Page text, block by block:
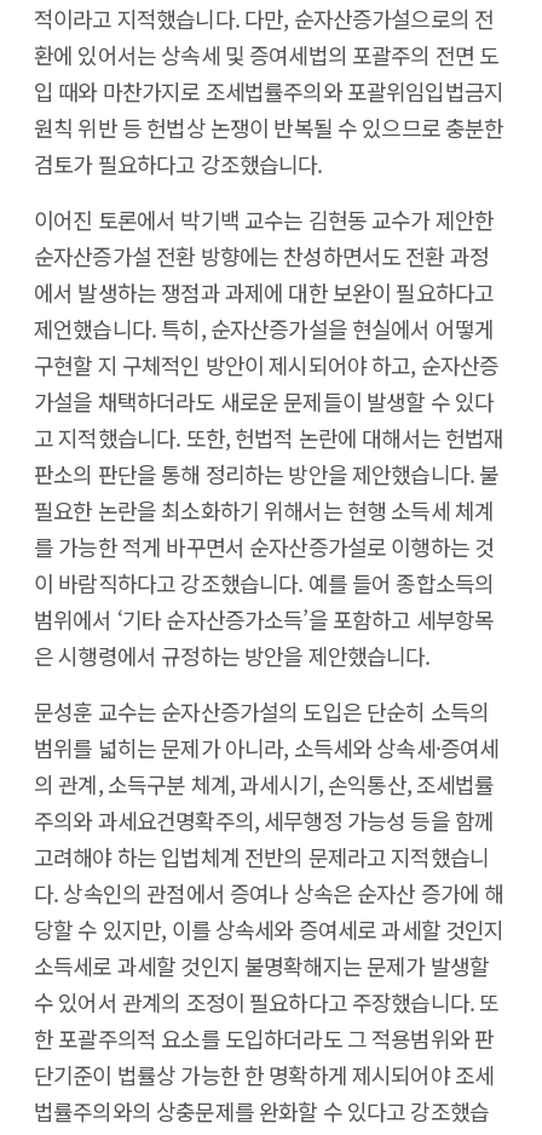
적이라고 지적했습니다. 다만, 순자산증가설으로의 전
환에 있어서는 상속세 및 증여세법의 포괄주의 전면 도
입 때와 마찬가지로 조세법률주의와 포괄위임입법금지
원칙 위반 등 헌법상 논쟁이 반복될 수 있으므로 충분한
검토가 필요하다고 강조했습니다.
이어진 토론에서 박기백 교수는 김현동 교수가 제안한
순자산증가설 전환 방향에는 찬성하면서도 전환 과정
에서 발생하는 쟁점과 과제에 대한 보완이 필요하다고
제언했습니다. 특히, 순자산증가설을 현실에서 어떻게
구현할 지 구체적인 방안이 제시되어야 하고, 순자산증
가설을 채택하더라도 새로운 문제들이 발생할 수 있다
고 지적했습니다. 또한, 헌법적 논란에 대해서는 헌법재
판소의 판단을 통해 정리하는 방안을 제안했습니다. 불
필요한 논란을 최소화하기 위해서는 현행 소득세 체계
를 가능한 적게 바꾸면서 순자산증가설로 이행하는 것
이 바람직하다고 강조했습니다. 예를 들어 종합소득의
범위에서 ‘기타 순자산증가소득’을 포함하고 세부항목
은 시행령에서 규정하는 방안을 제안했습니다.
문성훈 교수는 순자산증가설의 도입은 단순히 소득의
범위를 넓히는 문제가 아니라, 소득세와 상속세·증여세
의 관계, 소득구분 체계, 과세시기, 손익통산, 조세법률
주의와 과세요건명확주의, 세무행정 가능성 등을 함께
고려해야 하는 입법체계 전반의 문제라고 지적했습니
다. 상속인의 관점에서 증여나 상속은 순자산 증가에 해
당할 수 있지만, 이를 상속세와 증여세로 과세할 것인지
소득세로 과세할 것인지 불명확해지는 문제가 발생할
수 있어서 관계의 조정이 필요하다고 주장했습니다. 또
한 포괄주의적 요소를 도입하더라도 그 적용범위와 판
단기준이 법률상 가능한 한 명확하게 제시되어야 조세
법률주의와의 상충문제를 완화할 수 있다고 강조했습